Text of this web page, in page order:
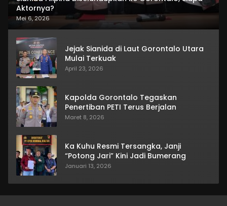
Aktornya?
Mei 6, 2026
Jejak Sianida di Laut Gorontalo Utara
Mulai Terkuak
April 23, 2026
Kapolda Gorontalo Tegaskan
Penertiban PETI Terus Berjalan
Maret 8, 2026
Ka Kuhu Resmi Tersangka, Janji
“Potong Jari” Kini Jadi Bumerang
Januari 13, 2026